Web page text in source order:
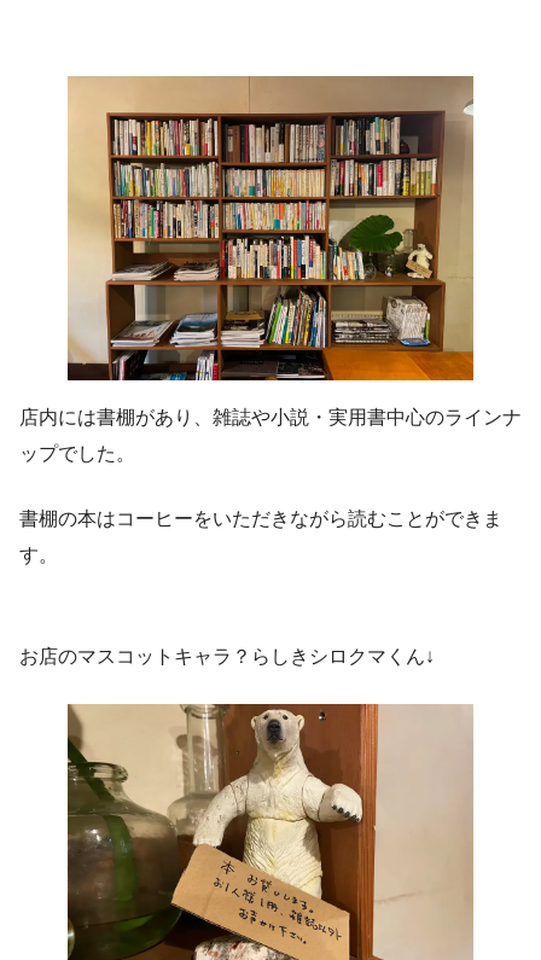
店内には書棚があり、雑誌や小説・実用書中心のラインナ
ップでした。
書棚の本はコーヒーをいただきながら読むことができま
す。
お店のマスコットキャラ？らしきシロクマくん↓